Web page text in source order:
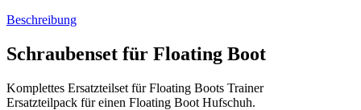
Beschreibung
Schraubenset für Floating Boot
Komplettes Ersatzteilset für Floating Boots Trainer
Ersatzteilpack für einen Floating Boot Hufschuh.